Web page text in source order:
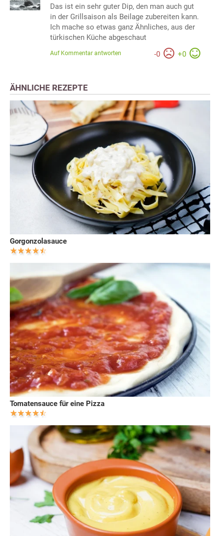
Das ist ein sehr guter Dip, den man auch gut
in der Grillsaison als Beilage zubereiten kann.
Ich mache so etwas ganz Ähnliches, aus der
türkischen Küche abgeschaut
-0 +0
Auf Kommentar antworten
ÄHNLICHE REZEPTE
Gorgonzolasauce
Tomatensauce für eine Pizza